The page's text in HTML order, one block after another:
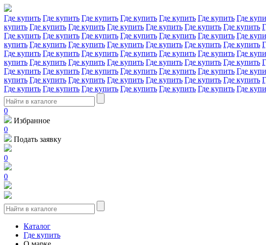
Где купить Где купить Где купить Где купить Где купить Где купить Где
купить Где купить Где купить Где купить Где купить Где купить Где купить
Где купить Где купить Где купить Где купить Где купить Где купить Где
купить Где купить Где купить Где купить Где купить Где купить Где купить
Где купить Где купить Где купить Где купить Где купить Где купить Где
купить Где купить Где купить Где купить Где купить Где купить Где купить
Где купить Где купить Где купить Где купить Где купить Где купить Где
купить Где купить Где купить Где купить Где купить Где купить Где купить
Где купить Где купить Где купить Где купить Где купить Где купить Где
0
Избранное
0
Подать заявку
0
0
Каталог
Где купить